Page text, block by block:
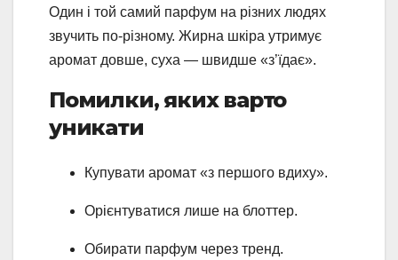
Один і той самий парфум на різних людях
звучить по-різному. Жирна шкіра утримує
аромат довше, суха — швидше «з’їдає».
Помилки, яких варто
уникати
Купувати аромат «з першого вдиху».
Орієнтуватися лише на блоттер.
Обирати парфум через тренд.